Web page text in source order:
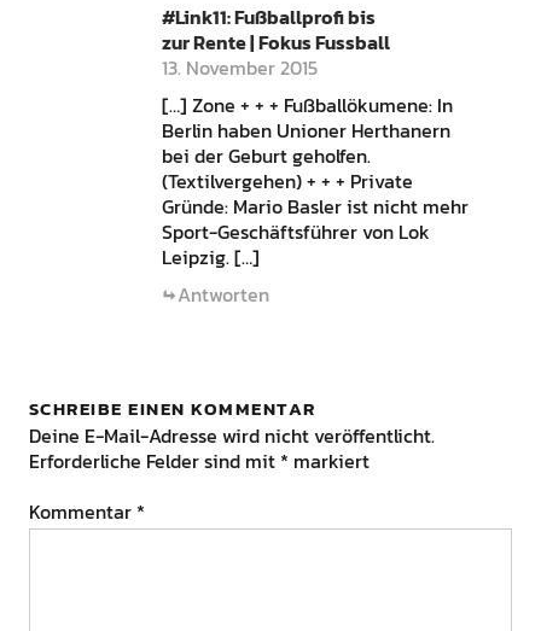
#Link11: Fußballprofi bis
zur Rente | Fokus Fussball
13. November 2015
[…] Zone + + + Fußballökumene: In
Berlin haben Unioner Herthanern
bei der Geburt geholfen.
(Textilvergehen) + + + Private
Gründe: Mario Basler ist nicht mehr
Sport-Geschäftsführer von Lok
Leipzig. […]
Antworten
SCHREIBE EINEN KOMMENTAR
Deine E-Mail-Adresse wird nicht veröffentlicht.
Erforderliche Felder sind mit * markiert
Kommentar *